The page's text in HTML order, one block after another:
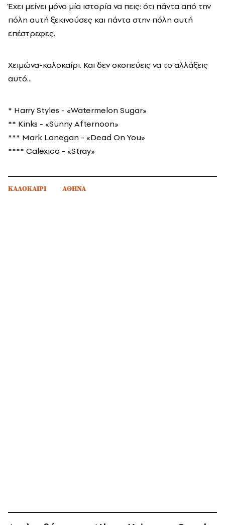
Έχει μείνει μόνο μία ιστορία να πεις: ότι πάντα από την
πόλη αυτή ξεκινούσες και πάντα στην πόλη αυτή
επέστρεφες.
Χειμώνα-καλοκαίρι. Και δεν σκοπεύεις να το αλλάξεις
αυτό...
* Harry Styles - «Watermelon Sugar»
** Kinks - «Sunny Afternoon»
*** Mark Lanegan - «Dead On You»
**** Calexico - «Stray»
ΚΑΛΟΚΑΙΡΙ ΑΘΗΝΑ